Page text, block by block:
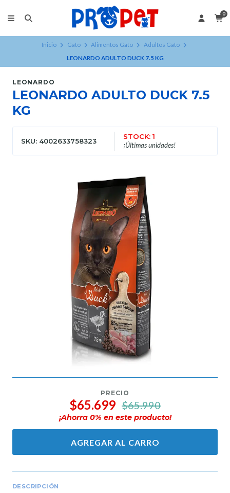
0
Inicio Gato Alimentos Gato
Adultos Gato
LEONARDO ADULTO DUCK 7.5 KG
LEONARDO
LEONARDO ADULTO DUCK 7.5
KG
SKU: 4002633758323
STOCK: 1
¡Últimas unidades!
PRECIO
$65.699 $65.990
¡Ahorra 0% en este producto!
AGREGAR AL CARRO
DESCRIPCIÓN